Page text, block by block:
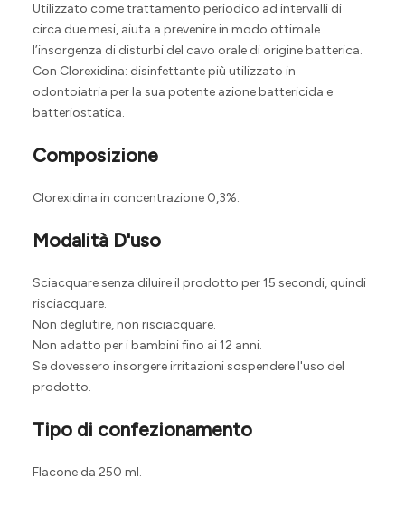
Utilizzato come trattamento periodico ad intervalli di
circa due mesi, aiuta a prevenire in modo ottimale
l’insorgenza di disturbi del cavo orale di origine batterica.
Con Clorexidina: disinfettante più utilizzato in
odontoiatria per la sua potente azione battericida e
batteriostatica.
Composizione
Clorexidina in concentrazione 0,3%.
Modalità D'uso
Sciacquare senza diluire il prodotto per 15 secondi, quindi
risciacquare.
Non deglutire, non risciacquare.
Non adatto per i bambini fino ai 12 anni.
Se dovessero insorgere irritazioni sospendere l'uso del
prodotto.
Tipo di confezionamento
Flacone da 250 ml.